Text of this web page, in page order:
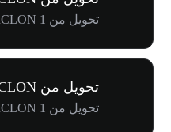
تحويل من 1 ORCLON إلى €127.03
تحويل من ORCLON إلى CAD
تحويل من 1 ORCLON إلى C$204.86